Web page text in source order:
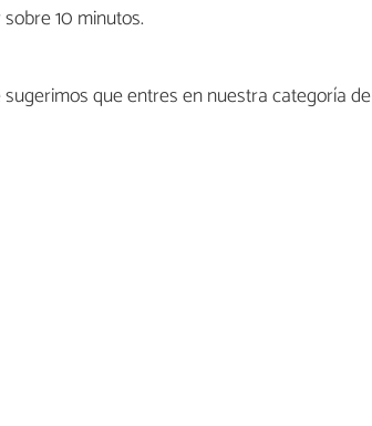
10 minutos.
sugerimos que entres en nuestra categoría de